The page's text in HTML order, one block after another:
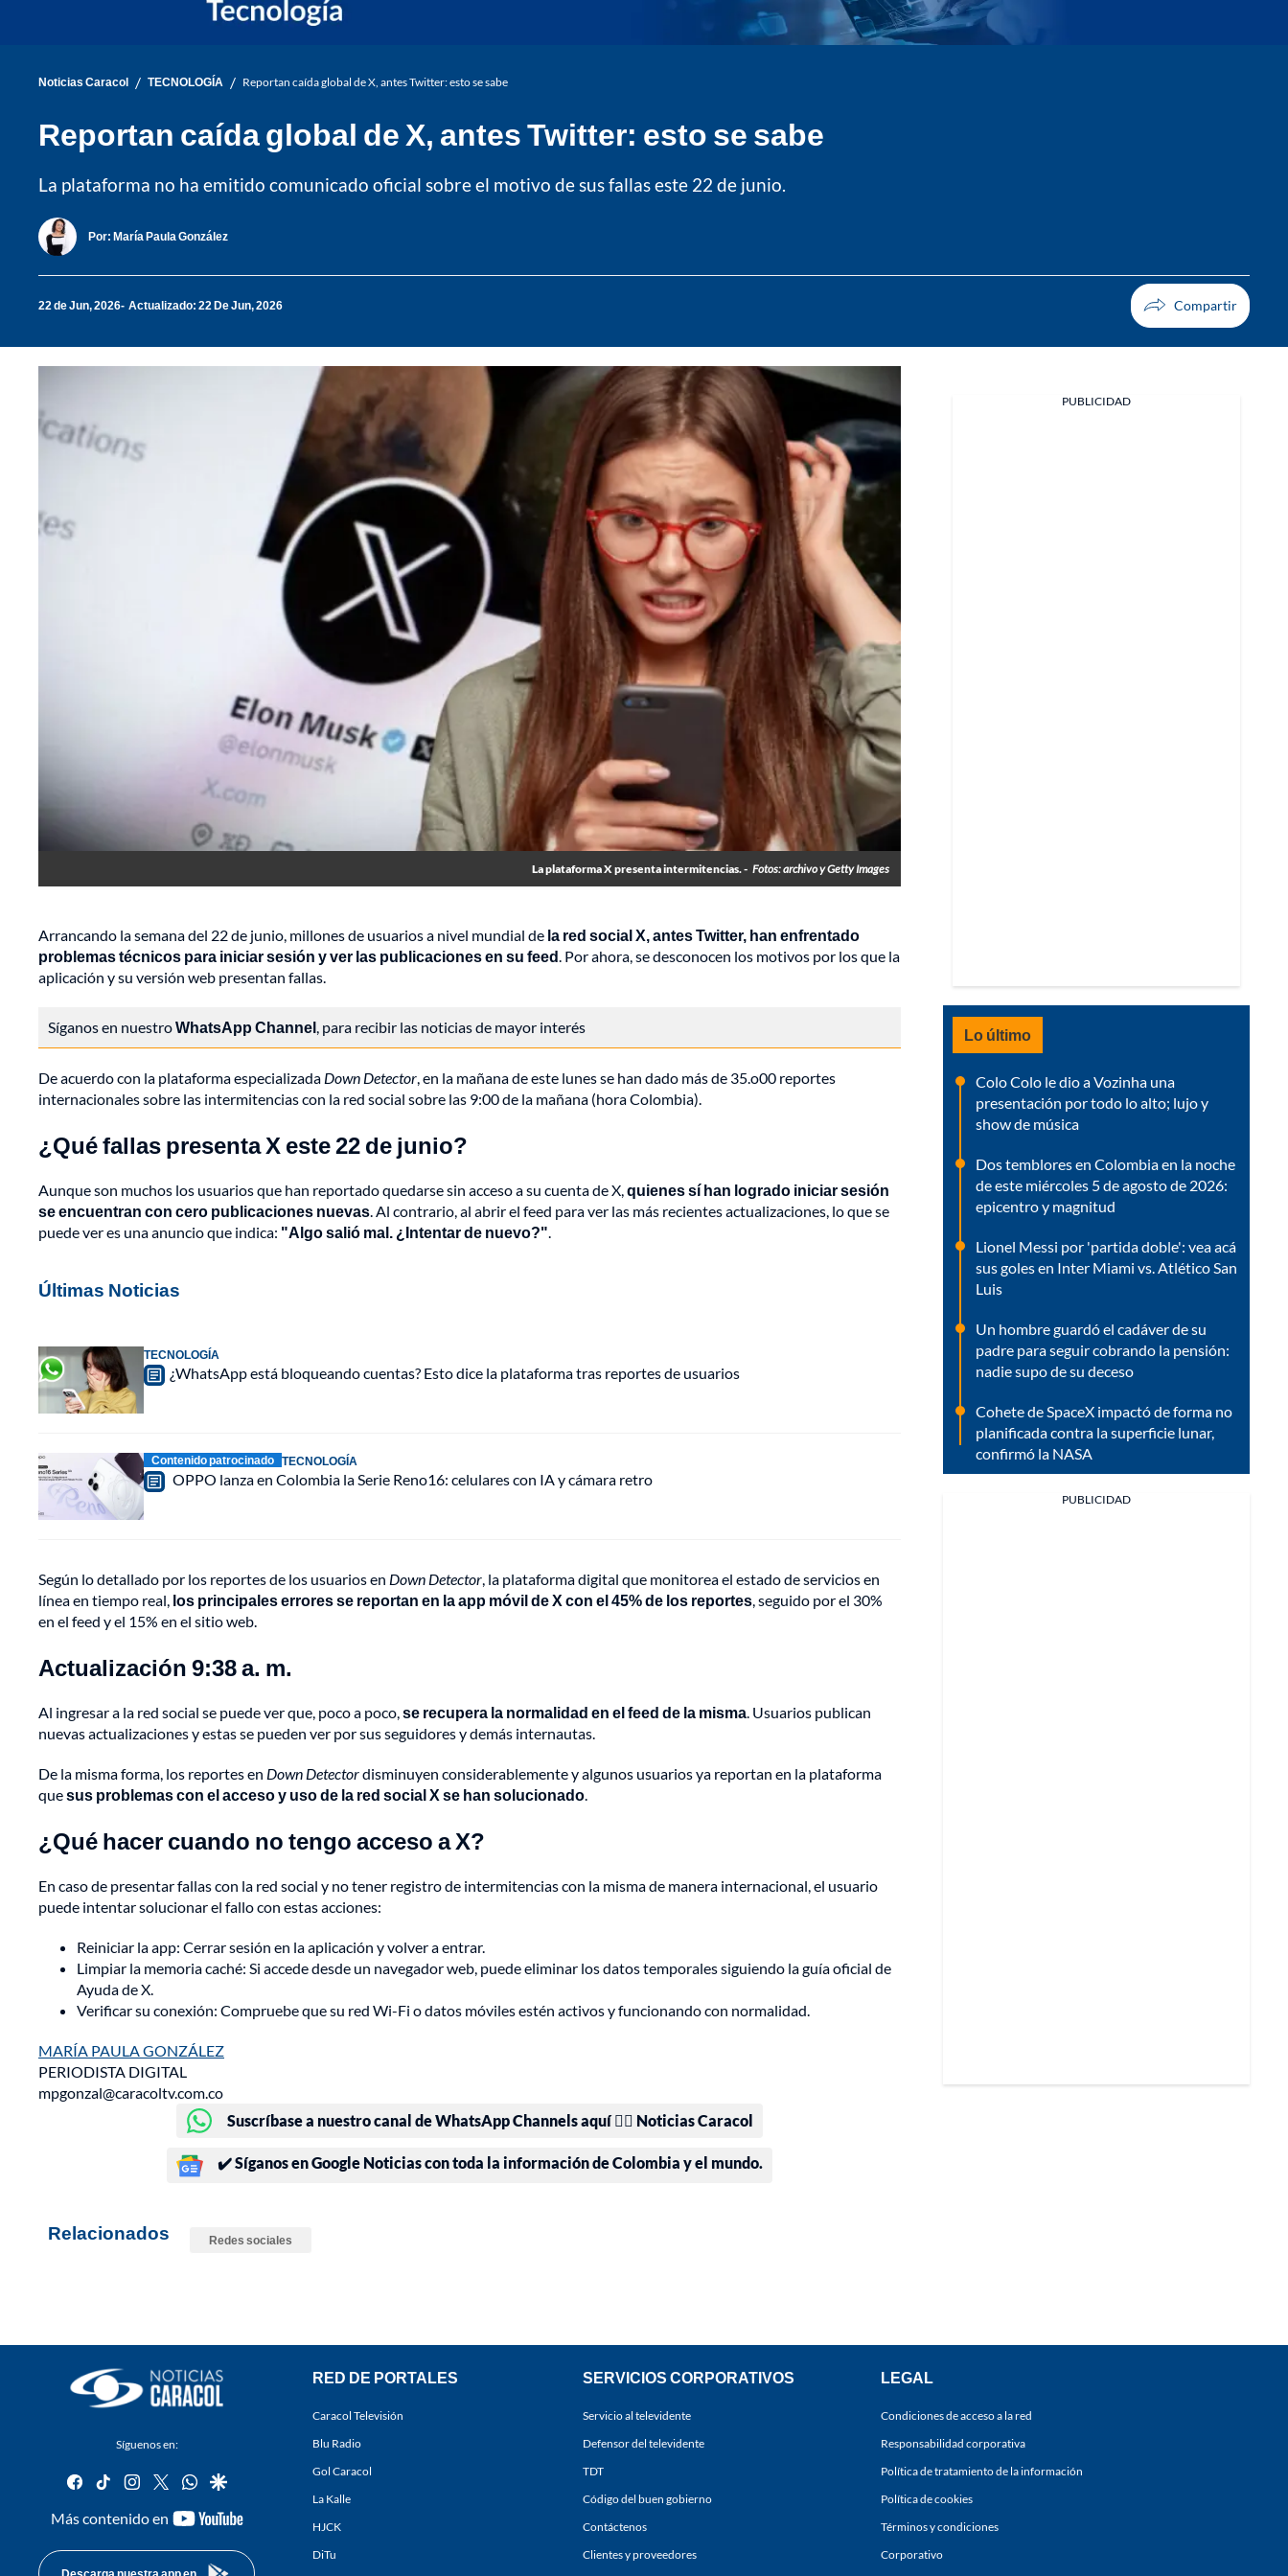
Noticias Caracol / TECNOLOGÍA / Reportan caída global de X, antes Twitter: esto se sabe
Reportan caída global de X, antes Twitter: esto se sabe
La plataforma no ha emitido comunicado oficial sobre el motivo de sus fallas este 22 de junio.
Por: María Paula González
22 de Jun, 2026 Actualizado: 22 De Jun, 2026
La plataforma X presenta intermitencias. - Fotos: archivo y Getty Images
Arrancando la semana del 22 de junio, millones de usuarios a nivel mundial de la red social X, antes Twitter, han enfrentado
problemas técnicos para iniciar sesión y ver las publicaciones en su feed. Por ahora, se desconocen los motivos por los que la
aplicación y su versión web presentan fallas.
Síganos en nuestroWhatsApp Channel, para recibir las noticias de mayor interés
De acuerdo con la plataforma especializada Down Detector, en la mañana de este lunes se han dado más de 35.o00 reportes
internacionales sobre las intermitencias con la red social sobre las 9:00 de la mañana (hora Colombia).
¿Qué fallas presenta X este 22 de junio?
Aunque son muchos los usuarios que han reportado quedarse sin acceso a su cuenta de X,quienes sí han logrado iniciar sesión
se encuentran con cero publicaciones nuevas. Al contrario, al abrir el feed para ver las más recientes actualizaciones, lo que se
puede ver es una anuncio que indica: "Algo salió mal. ¿Intentar de nuevo?".
Últimas Noticias
TECNOLOGÍA
¿WhatsApp está bloqueando cuentas? Esto dice la plataforma tras reportes de usuarios
Contenido patrocinado TECNOLOGÍA
OPPO lanza en Colombia la Serie Reno16: celulares con IA y cámara retro
Según lo detallado por los reportes de los usuarios en Down Detector, la plataforma digital que monitorea el estado de servicios en
línea en tiempo real, los principales errores se reportan en la app móvil de X con el 45% de los reportes, seguido por el 30%
en el feed y el 15% en el sitio web.
Actualización 9:38 a. m.
Al ingresar a la red social se puede ver que, poco a poco,se recupera la normalidad en el feed de la misma. Usuarios publican
nuevas actualizaciones y estas se pueden ver por sus seguidores y demás internautas.
De la misma forma, los reportes en Down Detectordisminuyen considerablemente y algunos usuarios ya reportan en la plataforma
quesus problemas con el acceso y uso de la red social X se han solucionado.
¿Qué hacer cuando no tengo acceso a X?
En caso de presentar fallas con la red social y no tener registro de intermitencias con la misma de manera internacional, el usuario
puede intentar solucionar el fallo con estas acciones:
Reiniciar la app: Cerrar sesión en la aplicación y volver a entrar.
Limpiar la memoria caché: Si accede desde un navegador web, puede eliminar los datos temporales siguiendo la guía oficial de
Ayuda de X.
Verificar su conexión: Compruebe que su red Wi-Fi o datos móviles estén activos y funcionando con normalidad.
MARÍA PAULA GONZÁLEZ
PERIODISTA DIGITAL
mpgonzal@caracoltv.com.co
Suscríbase a nuestro canal de WhatsApp Channels aquí 👉🏻 Noticias Caracol
✔️ Síganos en Google Noticias con toda la información de Colombia y el mundo.
Relacionados Redes sociales
PUBLICIDAD
Lo último
Colo Colo le dio a Vozinha una
presentación por todo lo alto; lujo y
show de música
Dos temblores en Colombia en la noche
de este miércoles 5 de agosto de 2026:
epicentro y magnitud
Lionel Messi por 'partida doble': vea acá
sus goles en Inter Miami vs. Atlético San
Luis
Un hombre guardó el cadáver de su
padre para seguir cobrando la pensión:
nadie supo de su deceso
Cohete de SpaceX impactó de forma no
planificada contra la superficie lunar,
confirmó la NASA
PUBLICIDAD
Síguenos en:
facebook
tiktok instagram
twitterwhatsapp
google
Más contenido en
youtube-
RED DE PORTALES
Caracol Televisión
Blu Radio
Gol Caracol
La Kalle
HJCK
DiTu
SERVICIOS CORPORATIVOS
Servicio al televidente
Defensor del televidente
TDT
Código del buen gobierno
Contáctenos
Clientes y proveedores
LEGAL
Condiciones de acceso a la red
Responsabilidad corporativa
Política de tratamiento de la información
Política de cookies
Términos y condiciones
Corporativo